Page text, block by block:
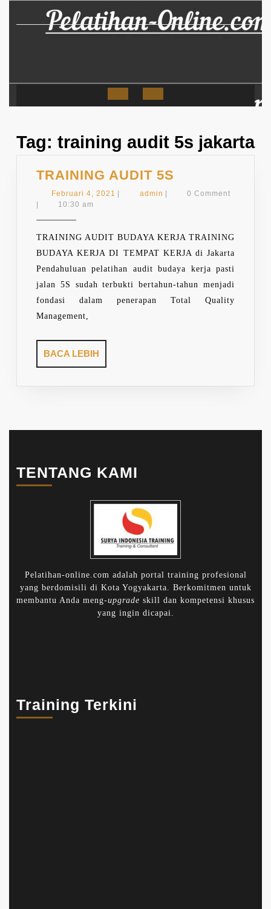
Open
Tag: training audit 5s jakarta
TRAINING AUDIT 5S
AUDIT
Februari 4, 2021 Februariadmin admin
0 Comment
10:30 am
TRAINING AUDIT BUDAYA KERJA TRAINING
BUDAYA KERJA DI TEMPAT KERJA di Jakarta
Pendahuluan pelatihan audit budaya kerja pasti
jalan 5S sudah terbukti bertahun-tahun menjadi
fondasi dalam penerapan Total Quality
Management,
BACA LEBIH
LEBIH
TENTANG KAMI
Pelatihan-online.com adalah portal training profesional
yang berdomisili di Kota Yogyakarta. Berkomitmen untuk
membantu Anda meng-upgrade skill dan kompetensi khusus
yang ingin dicapai.
Training Terkini